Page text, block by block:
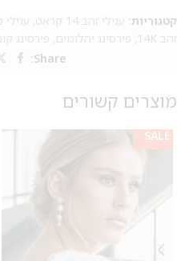
קטגוריות: עגילי זהב 14 קראט , עגילי
זהב 14K
, פירסינג יהלומים, פירסינג
Share:
מוצרים קשורים
SALE